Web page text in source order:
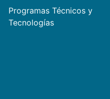
Programas Técnicos y
Tecnologías